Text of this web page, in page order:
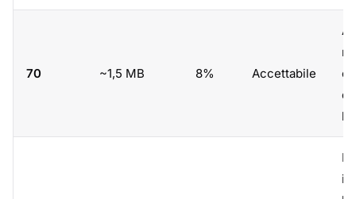
70 ~1,5 MB 8% Accettabile
di
in